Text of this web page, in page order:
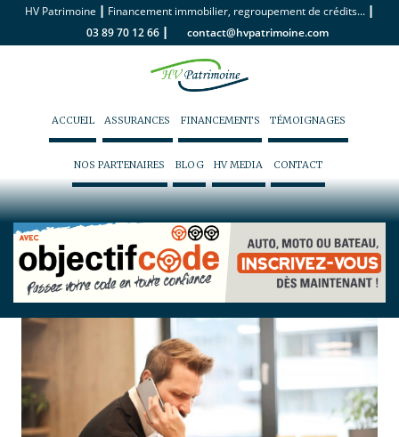
HV Patrimoine | Financement immobilier, regroupement de crédits... |
03 89 70 12 66 | contact@hvpatrimoine.com
ACCUEIL ASSURANCES FINANCEMENTS TÉMOIGNAGES
NOS PARTENAIRES BLOG HV MEDIA CONTACT